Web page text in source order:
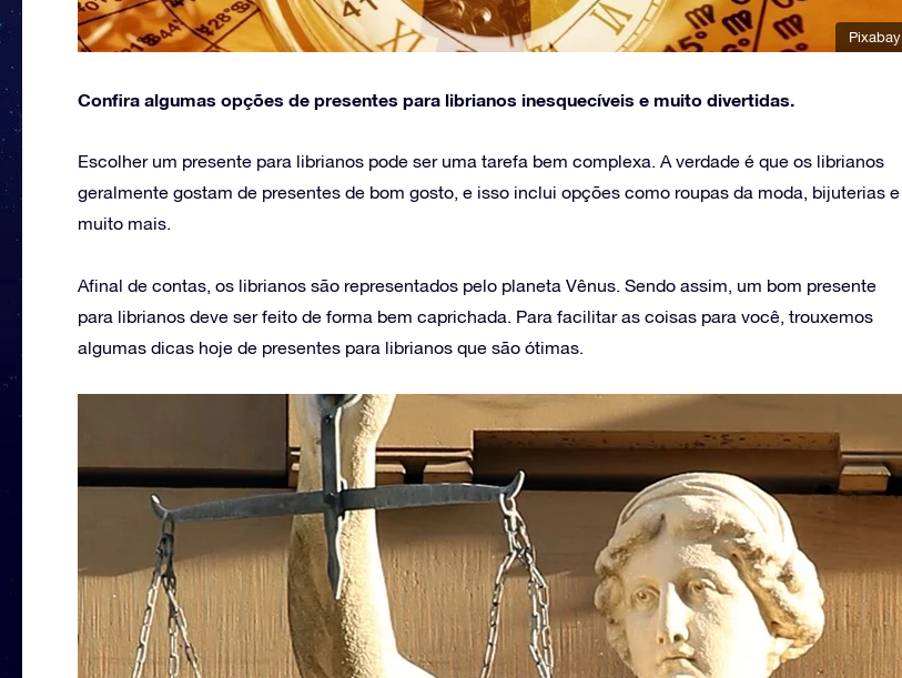
Pixabay
Confira algumas opções de presentes para librianos inesquecíveis e muito divertidas.
Escolher um presente para librianos pode ser uma tarefa bem complexa. A verdade é que os librianos
geralmente gostam de presentes de bom gosto, e isso inclui opções como roupas da moda, bijuterias e
muito mais.
Afinal de contas, os librianos são representados pelo planeta Vênus. Sendo assim, um bom presente
para librianos deve ser feito de forma bem caprichada. Para facilitar as coisas para você, trouxemos
algumas dicas hoje de presentes para librianos que são ótimas.